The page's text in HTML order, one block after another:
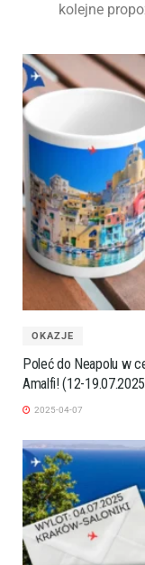
kolejne
OKAZJE
Poleć do Neapolu w
Amalfi! (12-
2025-04-07